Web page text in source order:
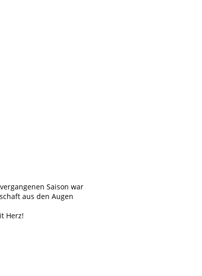
Saison war
aus den Augen
Herz!